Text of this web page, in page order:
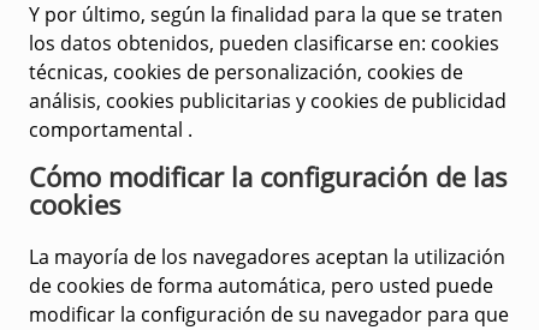
Y por último, según la finalidad para la que se traten
los datos obtenidos, pueden clasificarse en: cookies
técnicas, cookies de personalización, cookies de
análisis, cookies publicitarias y cookies de publicidad
comportamental .
Cómo modificar la configuración de las
cookies
La mayoría de los navegadores aceptan la utilización
de cookies de forma automática, pero usted puede
modificar la configuración de su navegador para que